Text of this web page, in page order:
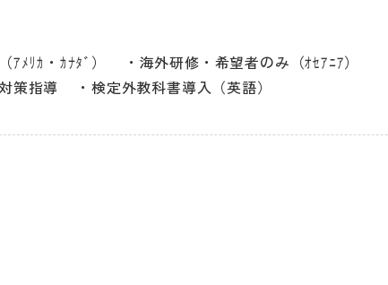
ﾒﾘｶ・ｶﾅﾀﾞ）
海外研修・希望者のみ（ｵｾｱﾆｱ）
策指導 検定外教科書導入（英語）